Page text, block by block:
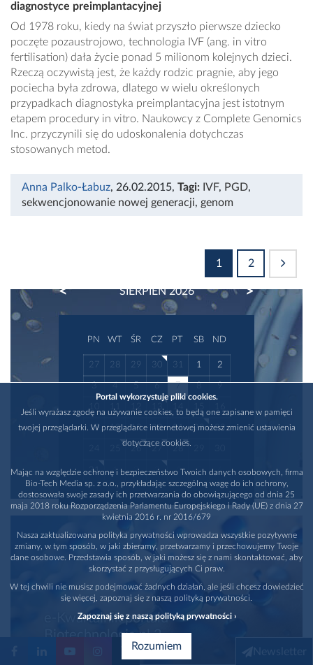
diagnostyce preimplantacyjnej
Od 1978 roku, kiedy na świat przyszło pierwsze dziecko
poczęte pozaustrojowo, technologia IVF (ang. in vitro
fertilisation) dała życie ponad 5 milionom kolejnych dzieci.
Rzeczą oczywistą jest, że każdy rodzic pragnie, aby jego
pociecha była zdrowa, dlatego w wielu określonych
przypadkach diagnostyka preimplantacyjna jest istotnym
etapem procedury in vitro. Naukowcy z Complete Genomics
Inc. przyczynili się do udoskonalenia dotychczas
stosowanych metod.
Anna Palko-Łabuz, 26.02.2015, Tagi: IVF, PGD,
sekwencjonowanie nowej generacji, genom
1 2
SIERPIEŃ 2026
PREVIOUS NEXT
PN WT ŚR CZ PT SB ND
27 28 29 30 31 1 2
3 4 5 6 7 8 9
17 18 19 20 21 22 23
26 27 28
31 1 2 3 4 5 6
e-Kwartalnik portalu
Biotechnologia.pl 2-
3/2026
Portal wykorzystuje pliki cookies.
Jeśli wyrażasz zgodę na używanie cookies, to będą one zapisane w pamięci
twojej przeglądarki. W przeglądarce internetowej możesz zmienić ustawienia
dotyczące cookies.
Mając na względzie ochronę i bezpieczeństwo Twoich danych osobowych, firma
Bio-Tech Media sp. z o.o., przykładając szczególną wagę do ich ochrony,
dostosowała swoje zasady ich przetwarzania do obowiązującego od dnia 25
maja 2018 roku Rozporządzenia Parlamentu Europejskiego i Rady (UE) z dnia 27
kwietnia 2016 r. nr 2016/679
Nasza zaktualizowana polityka prywatności wprowadza wszystkie pozytywne
zmiany, w tym sposób, w jaki zbieramy, przetwarzamy i przechowujemy Twoje
dane osobowe. Przedstawia sposób, w jaki możesz się z nami skontaktować, aby
skorzystać z przysługujących Ci praw.
W tej chwili nie musisz podejmować żadnych działań, ale jeśli chcesz dowiedzieć
się więcej, zapoznaj się z naszą polityką prywatności.
Zapoznaj się z naszą polityką prywatności ›
Rozumiem Newsletter